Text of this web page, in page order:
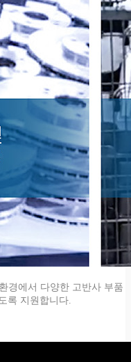
경에서 다양한 고반사 부품
록 지원합니다.